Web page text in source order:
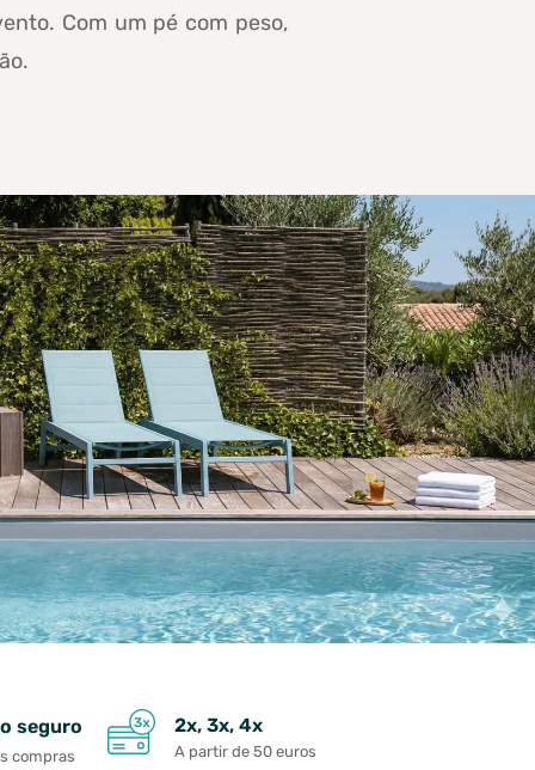
Com um pé com peso,
seguro
compras
2x, 3x, 4x
A partir de 50 euros